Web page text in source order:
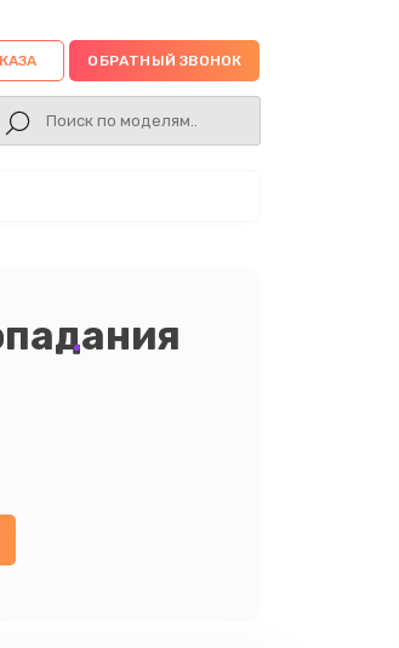
ОБРАТНЫЙ ЗВОНОК